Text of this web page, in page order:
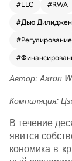
ала —
и,
ридические
еть счета и
работу
овеческих команд. Четыре
я
ии (Sierra,
#LLC #RWA
#Дью
#Регулирование
#
Автор: Aaron
Компиляция:
В течение
явится
кономика в